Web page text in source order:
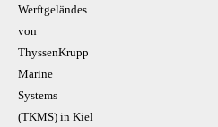
Werftgeländes
von
ThyssenKrupp
Marine
Systems
(TKMS) in Kiel